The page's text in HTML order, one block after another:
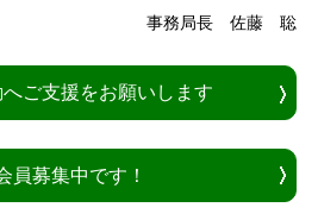
事務局長 佐藤 聡
ご支援をお願いします
員募集中です！